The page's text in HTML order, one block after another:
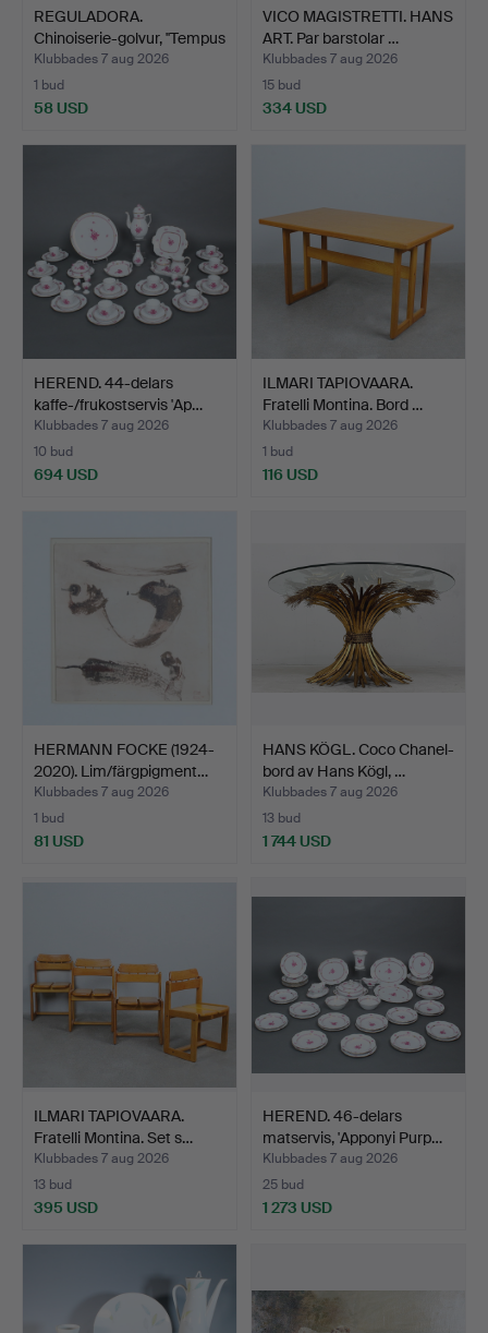
REGULADORA.
Chinoiserie-golvur, ''Tempus
F…
Klubbades 7 aug 2026
1 bud
58 USD
VICO MAGISTRETTI. HANS
ART. Par barstolar …
Klubbades 7 aug 2026
15 bud
334 USD
HEREND. 44-delars
kaffe-/frukostservis 'Ap…
Klubbades 7 aug 2026
10 bud
694 USD
ILMARI TAPIOVAARA.
Fratelli Montina. Bord …
Klubbades 7 aug 2026
1 bud
116 USD
HERMANN FOCKE (1924-
2020). Lim/färgpigment…
Klubbades 7 aug 2026
1 bud
81 USD
HANS KÖGL. Coco Chanel-
bord av Hans Kögl, …
Klubbades 7 aug 2026
13 bud
1 744 USD
ILMARI TAPIOVAARA.
Fratelli Montina. Set s…
Klubbades 7 aug 2026
13 bud
395 USD
HEREND. 46-delars
matservis, 'Apponyi Purp…
Klubbades 7 aug 2026
25 bud
1 273 USD